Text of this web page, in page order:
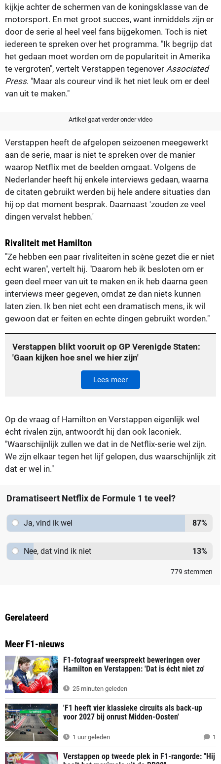
kijkje achter de schermen van de koningsklasse van de
motorsport. En met groot succes, want inmiddels zijn er
door de serie al heel veel fans bijgekomen. Toch is niet
iedereen te spreken over het programma. "Ik begrijp dat
het gedaan moet worden om de populariteit in Amerika
te vergroten", vertelt Verstappen tegenover Associated
Press. "Maar als coureur vind ik het niet leuk om er deel
van uit te maken."
Artikel gaat verder onder video
Verstappen heeft de afgelopen seizoenen meegewerkt
aan de serie, maar is niet te spreken over de manier
waarop Netflix met de beelden omgaat. Volgens de
Nederlander heeft hij enkele interviews gedaan, waarna
de citaten gebruikt werden bij hele andere situaties dan
hij op dat moment besprak. Daarnaast 'zouden ze veel
dingen vervalst hebben.'
Rivaliteit met Hamilton
"Ze hebben een paar rivaliteiten in scène gezet die er niet
echt waren", vertelt hij. "Daarom heb ik besloten om er
geen deel meer van uit te maken en ik heb daarna geen
interviews meer gegeven, omdat ze dan niets kunnen
laten zien. Ik ben niet echt een dramatisch mens, ik wil
gewoon dat er feiten en echte dingen gebruikt worden."
Verstappen blikt vooruit op GP Verenigde Staten:
'Gaan kijken hoe snel we hier zijn'
Lees meer
Op de vraag of Hamilton en Verstappen eigenlijk wel
écht rivalen zijn, antwoordt hij dan ook laconiek.
"Waarschijnlijk zullen we dat in de Netflix-serie wel zijn.
We zijn elkaar tegen het lijf gelopen, dus waarschijnlijk zit
dat er wel in."
Dramatiseert Netflix de Formule 1 te veel?
Ja, vind ik wel 87%
Nee, dat vind ik niet 13%
779 stemmen
Gerelateerd
Meer F1-nieuws
F1-fotograaf weerspreekt beweringen over
Hamilton en Verstappen: 'Dat is écht niet zo'
25 minuten geleden
'F1 heeft vier klassieke circuits als back-up
voor 2027 bij onrust Midden-Oosten'
1 uur geleden 1
Verstappen op tweede plek in F1-rangorde: "Hij